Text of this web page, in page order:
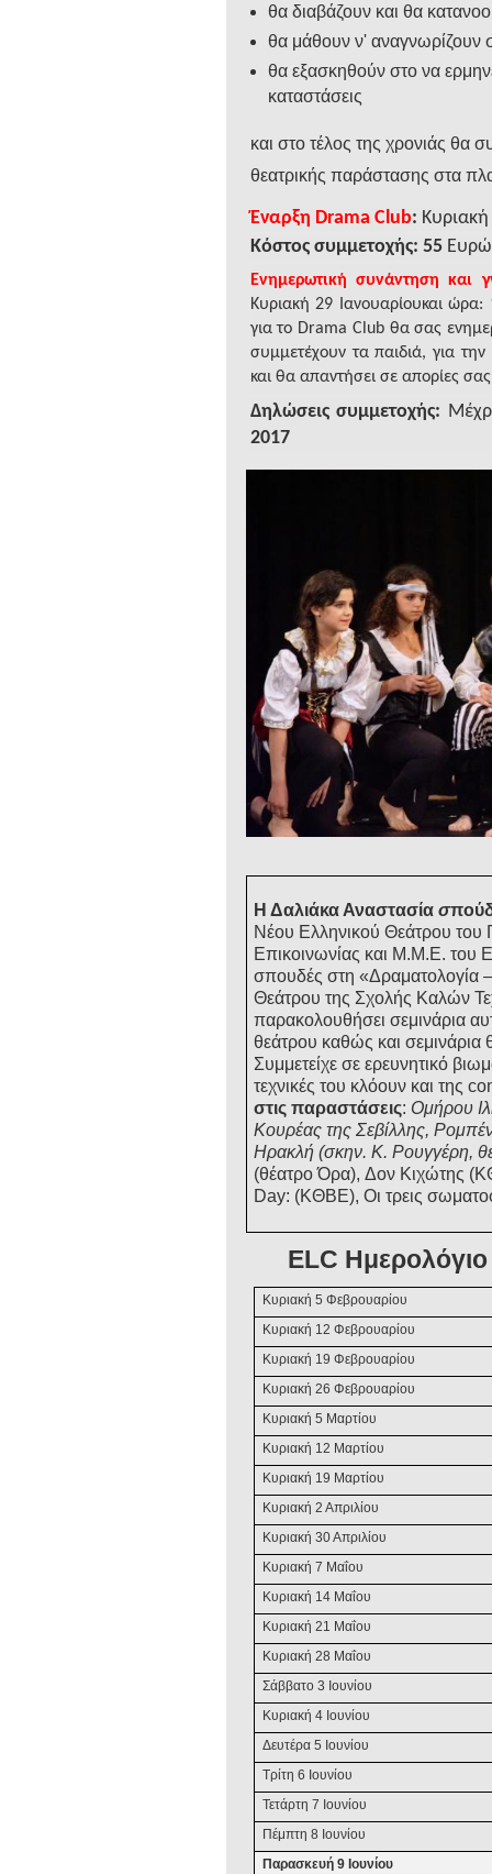
θα διαβάζουν και θα
θα μάθουν ν' αναγνωρίζουν
θα εξασκηθούν στο να
καταστάσεις
και στο τέλος της χρονιάς θα
θεατρικής παράστασης στα
Έναρξη Drama Club:
Κόστος συμμετοχής: 55Ευρώ
Ενημερωτική συνάντηση και
Κυριακή 29 Ιανουαρίουκαιώρα:
για το Drama Clubθα σας
συμμετέχουν τα παιδιά, για
και θα απαντήσει σε απορίες σας
Δηλώσεις συμμετοχής:
2017
Η Δαλιάκα Αναστασία σ
Νέου Ελληνικού Θεάτρου του
Επικοινωνίας και Μ.Μ.Ε. του
σπουδές στη «Δραματολογία
Θεάτρου της Σχολής Καλών
παρακολουθήσει σεμινάρια
θεάτρου καθώς και σεμινάρια
Συμμετείχε σε ερευνητικό
τεχνικές του κλόουν και της
στις παραστάσεις: Ομήρου
Κουρέας της Σεβίλλης,
Ηρακλή(σκην. Κ. Ρουγγέρη,
(θέατρο Όρα), Δον Κιχώτης
Day: (ΚΘΒΕ), Οι τρεις
ELC
Κυριακή 5 Φεβρουαρίου
Κυριακή 12Φεβρουαρίου
Κυριακή 19 Φεβρουαρίου
Κυριακή26 Φεβρουαρίου
Κυριακή5 Μαρτίου
Κυριακή 12 Μαρτίου
Κυριακή 19 Μαρτίου
Κυριακή2 Απριλίου
Κυριακή30Απριλίου
Κυριακή7 Μαΐου
Κυριακή 14 Μαΐου
Κυριακή21 Μαΐου
Κυριακή28 Μαΐου
Σάββατο 3 Ιουνίου
Κυριακή4 Ιουνίου
Δευτέρα 5 Ιουνίου
Τρίτη 6 Ιουνίου
Τετάρτη 7 Ιουνίου
Πέμπτη 8 Ιουνίου
Παρασκευή 9 Ιουνίου